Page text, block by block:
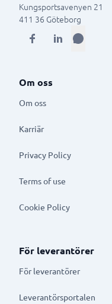
Kungsportsavenyen 21
411 36 Göteborg
Om oss
Om oss
Karriär
Privacy Policy
Terms of use
Cookie Policy
För leverantörer
För leverantörer
Leverantörsportalen